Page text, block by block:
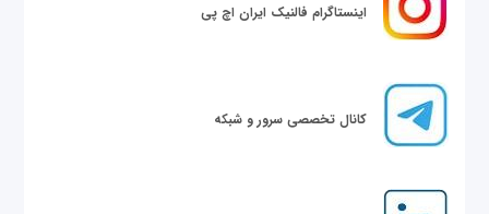
اینستاگرام فالنیک ایران اچ پی
کانال تخصصی سرور و شبکه